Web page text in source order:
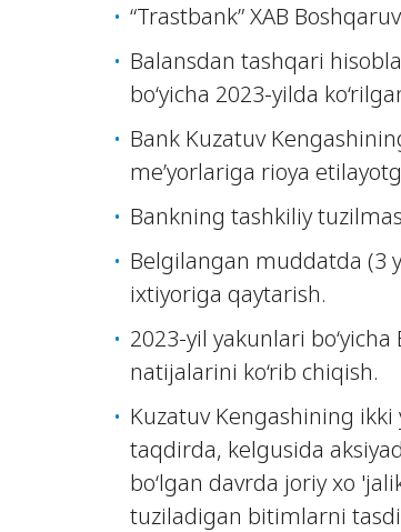
“Trastbank” XAB
Balansdan tashqari
bo‘yicha 2023-yilda
Bank Kuzatuv
me’yorlariga rioya
Bankning tashkiliy
Belgilangan muddatda (3
ixtiyoriga qaytarish.
2023-yil yakunlari
natijalarini ko‘rib chiqish.
Kuzatuv Kengashining ikki
taqdirda, kelgusida
bo‘lgan davrda joriy xo
tuziladigan bitimlarni